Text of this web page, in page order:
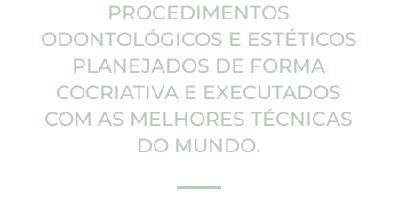
PROCEDIMENTOS
ODONTOLÓGICOS E ESTÉTICOS
PLANEJADOS DE FORMA
COCRIATIVA E EXECUTADOS
COM AS MELHORES TÉCNICAS
DO MUNDO.